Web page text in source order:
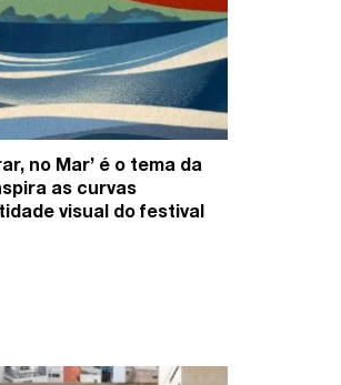
no Mar’ é o tema da
as curvas
visual do festival